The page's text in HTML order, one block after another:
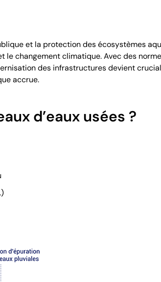
et la protection des écosystèmes
le changement climatique. Avec des
des infrastructures devient
accrue.
d’eaux usées ?